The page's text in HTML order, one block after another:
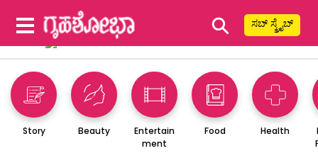
⚲ ಸಬ್ ಸ್ಕ್ರೈಬ್
Story Beauty
Entertain
ment
Food Health